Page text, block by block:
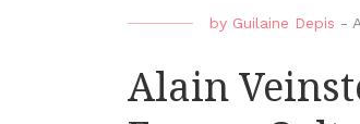
by Guilaine Depis -
Alain